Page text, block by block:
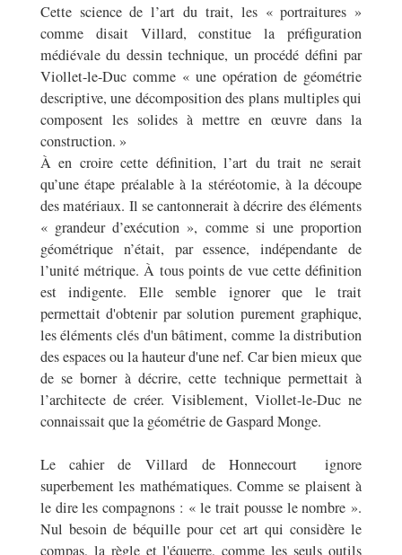
Cette science de l’art du trait, les « portraitures »
comme disait Villard, constitue la préfiguration
médiévale du dessin technique, un procédé défini par
Viollet-le-Duc comme « une opération de géométrie
descriptive, une décomposition des plans multiples qui
composent les solides à mettre en œuvre dans la
construction. »
À en croire cette définition, l’art du trait ne serait
qu’une étape préalable à la stéréotomie, à la découpe
des matériaux. Il se cantonnerait à décrire des éléments
« grandeur d’exécution », comme si une proportion
géométrique n’était, par essence, indépendante de
l’unité métrique. À tous points de vue cette définition
est indigente. Elle semble ignorer que le trait
permettait d'obtenir par solution purement graphique,
les éléments clés d'un bâtiment, comme la distribution
des espaces ou la hauteur d'une nef. Car bien mieux que
de se borner à décrire, cette technique permettait à
l’architecte de créer. Visiblement, Viollet-le-Duc ne
connaissait que la géométrie de Gaspard Monge.
Le cahier de Villard de Honnecourt ignore
superbement les mathématiques. Comme se plaisent à
le dire les compagnons : « le trait pousse le nombre ».
Nul besoin de béquille pour cet art qui considère le
compas, la règle et l'équerre, comme les seuls outils